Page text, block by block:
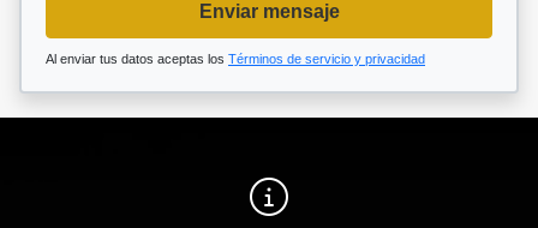
Enviar mensaje
Al enviar tus datos aceptas los Términos de servicio y privacidad